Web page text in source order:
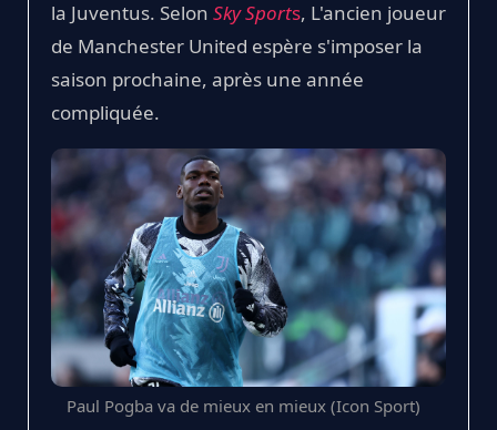
la Juventus. Selon Sky Sports, L'ancien joueur
de Manchester United espère s'imposer la
saison prochaine, après une année
compliquée.
Paul Pogba va de mieux en mieux (Icon Sport)